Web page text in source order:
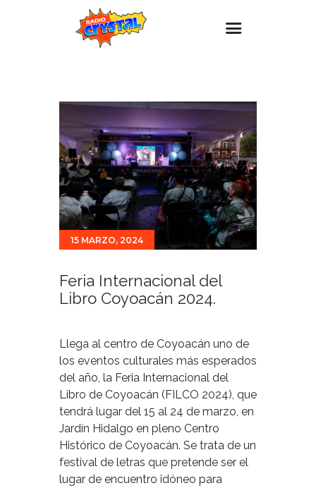
Estaciones
Eventos
Promociones
Noticias
Para ti
Contacto
15 MARZO, 2024
Feria Internacional del
Libro Coyoacán 2024.
Llega al centro de Coyoacán uno de
los eventos culturales más esperados
del año, la Feria Internacional del
Libro de Coyoacán (FILCO 2024), que
tendrá lugar del 15 al 24 de marzo, en
Jardín Hidalgo en pleno Centro
Histórico de Coyoacán. Se trata de un
festival de letras que pretende ser el
lugar de encuentro idóneo para